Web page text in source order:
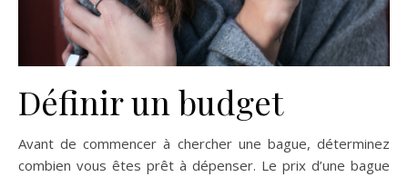
Définir un budget
Avant de commencer à chercher une bague, déterminez
combien vous êtes prêt à dépenser. Le prix d’une bague